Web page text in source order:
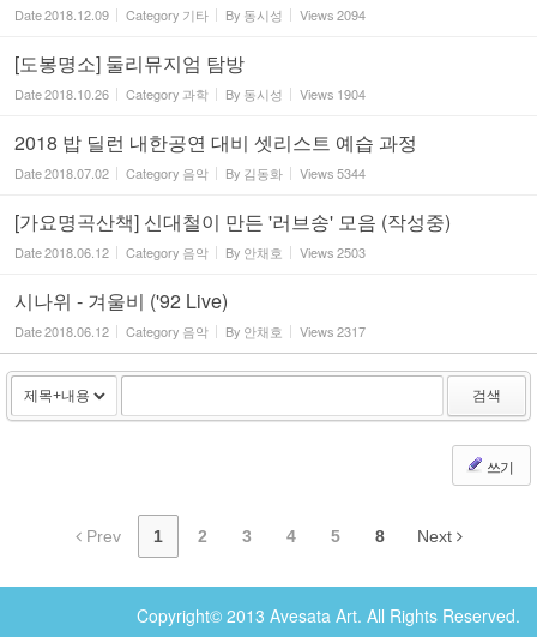
Date2018.12.09 Category 기타 By 동시성 Views2094
[도봉명소] 둘리뮤지엄 탐방
Date2018.10.26 Category 과학 By 동시성 Views 1904
2018 밥 딜런 내한공연 대비 셋리스트 예습 과정
Date2018.07.02 Category 음악 By 김동화 Views5344
[가요명곡산책] 신대철이 만든 '러브송' 모음 (작성중)
Date2018.06.12 Category 음악 By 안채호 Views2503
시나위 - 겨울비 ('92 Live)
Date2018.06.12 Category 음악 By 안채호 Views2317
검색
쓰기
Prev 1 2 3 4 5 8 Next
Copyright© 2013 Avesata Art. All Rights Reserved.